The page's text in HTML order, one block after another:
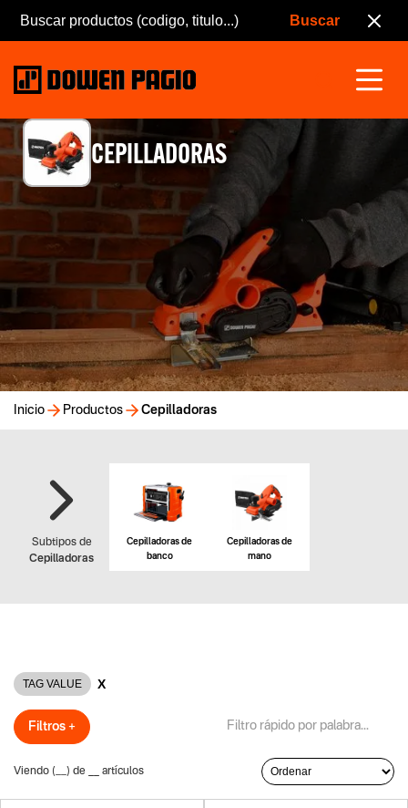
Inicio Productos Cepilladoras
CEPILLADORAS
Subtipos de
Cepilladoras
Cepilladoras de
banco
Cepilladoras de
mano
TAG VALUE X
Filtros +
Viendo ( ) de artículos